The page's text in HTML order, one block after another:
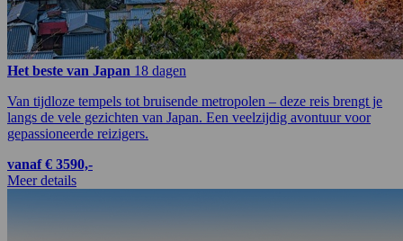
Het beste van Japan 18 dagen
Van tijdloze tempels tot bruisende metropolen – deze reis brengt je
langs de vele gezichten van Japan. Een veelzijdig avontuur voor
gepassioneerde reizigers.
vanaf € 3590,-
Meer details